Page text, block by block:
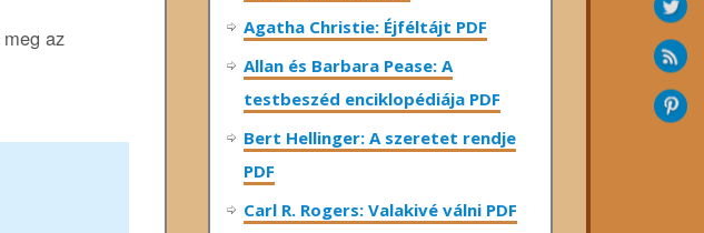
az
Agatha Christie: Éjféltájt PDF
Allan és Barbara Pease: A
testbeszéd enciklopédiája PDF
Bert Hellinger: A ​szeretet rendje
PDF
Carl R. Rogers: Valakivé válni PDF